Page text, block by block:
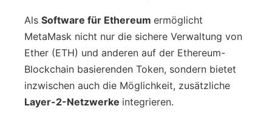
Als Software für Ethereum ermöglicht
MetaMask nicht nur die sichere Verwaltung von
Ether (ETH) und anderen auf der Ethereum-
Blockchain basierenden Token, sondern bietet
inzwischen auch die Möglichkeit, zusätzliche
Layer-2-Netzwerke integrieren.